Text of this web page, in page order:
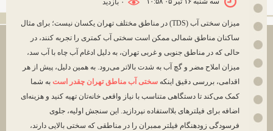
میزان سختی آب (TDS) در مناطق مختلف تهران یکسان نیست؛ برای مثال
ساکنان مناطق شمالی ممکن است سختی آب کمتری را تجربه کنند، در
حالی که در مناطق جنوبی و غربی تهران، به دلیل ادغام آب چاه با آب سد،
میزان املاح مضر و گچ آب به شدت بالاتر می‌رود. به همین دلیل، پیش از هر
اقدامی، بررسی دقیق اینکهسختی آب مناطق تهران چقدر استبه شما
کمک می‌کند تا دستگاهی متناسب با نیاز واقعی خانه‌تان تهیه کنید و هزینه‌ای
اضافه برای فیلترهای بلااستفاده نپردازید. این سنجش اولیه، جلوی
فرسودگی زودهنگام فیلتر ممبران را در مناطقی که سختی بالایی دارند،